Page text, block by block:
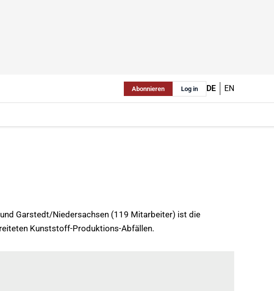
Abonnieren Log in DE EN
Garstedt/Niedersachsen (119 Mitarbeiter) ist die
Kunststoff-Produktions-Abfällen.